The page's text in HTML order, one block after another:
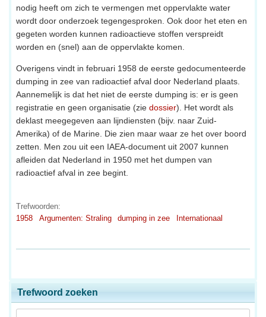
nodig heeft om zich te vermengen met oppervlakte water
wordt door onderzoek tegengesproken. Ook door het eten en
gegeten worden kunnen radioactieve stoffen verspreidt
worden en (snel) aan de oppervlakte komen.
Overigens vindt in februari 1958 de eerste gedocumenteerde
dumping in zee van radioactief afval door Nederland plaats.
Aannemelijk is dat het niet de eerste dumping is: er is geen
registratie en geen organisatie (zie dossier). Het wordt als
deklast meegegeven aan lijndiensten (bijv. naar Zuid-
Amerika) of de Marine. Die zien maar waar ze het over boord
zetten. Men zou uit een IAEA-document uit 2007 kunnen
afleiden dat Nederland in 1950 met het dumpen van
radioactief afval in zee begint.
Trefwoorden:
1958
Argumenten: Straling dumping in zee Internationaal
Trefwoord zoeken